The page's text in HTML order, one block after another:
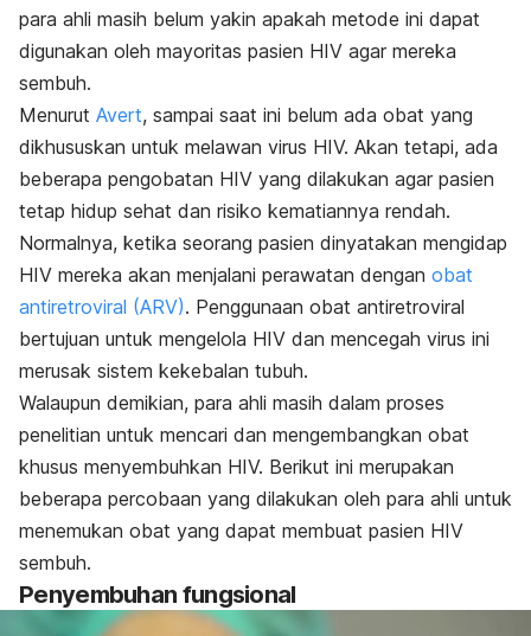
para ahli masih belum yakin apakah metode ini dapat
digunakan oleh mayoritas pasien HIV agar mereka
sembuh.
Menurut Avert, sampai saat ini belum ada obat yang
dikhususkan untuk melawan virus HIV. Akan tetapi, ada
beberapa pengobatan HIV yang dilakukan agar pasien
tetap hidup sehat dan risiko kematiannya rendah.
Normalnya, ketika seorang pasien dinyatakan mengidap
HIV mereka akan menjalani perawatan dengan obat
antiretroviral (ARV). Penggunaan obat antiretroviral
bertujuan untuk mengelola HIV dan mencegah virus ini
merusak sistem kekebalan tubuh.
Walaupun demikian, para ahli masih dalam proses
penelitian untuk mencari dan mengembangkan obat
khusus menyembuhkan HIV. Berikut ini merupakan
beberapa percobaan yang dilakukan oleh para ahli untuk
menemukan obat yang dapat membuat pasien HIV
sembuh.
Penyembuhan fungsional